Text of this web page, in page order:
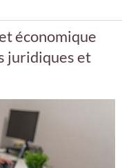
économique
juridiques et